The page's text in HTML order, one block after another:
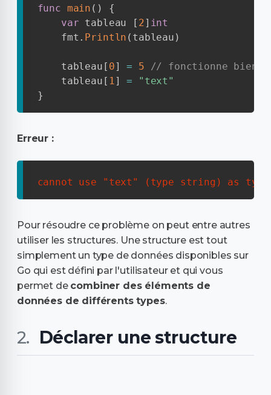
func main ( )
{
var tableau [ 2] int
    fmt
. Println ( tableau )
    tableau
[ 0] = 5
// fonctionne bien
    tableau
[ 1] =
"text"
}
Erreur :
cannot use "text" (type string) as
Pour résoudre ce problème on peut entre autres
utiliser les structures. Une structure est tout
simplement un type de données disponibles sur
Go qui est défini par l'utilisateur et qui vous
permet de combiner des éléments de
données de différents types.
Déclarer une structure